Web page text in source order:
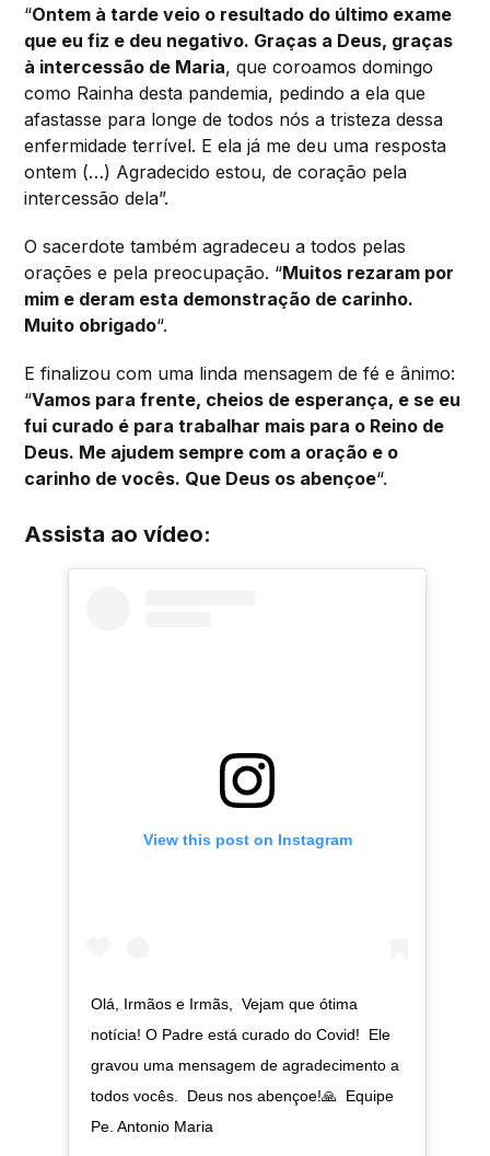
“Ontem à tarde veio o resultado do último exame
que eu fiz e deu negativo. Graças a Deus, graças
à intercessão de Maria, que coroamos domingo
como Rainha desta pandemia, pedindo a ela que
afastasse para longe de todos nós a tristeza dessa
enfermidade terrível. E ela já me deu uma resposta
ontem (…) Agradecido estou, de coração pela
intercessão dela”.
O sacerdote também agradeceu a todos pelas
orações e pela preocupação. “Muitos rezaram por
mim e deram esta demonstração de carinho.
Muito obrigado“.
E finalizou com uma linda mensagem de fé e ânimo:
“Vamos para frente, cheios de esperança, e se eu
fui curado é para trabalhar mais para o Reino de
Deus. Me ajudem sempre com a oração e o
carinho de vocês. Que Deus os abençoe“.
Assista ao vídeo:
View this post on Instagram
Olá, Irmãos e Irmãs,⁣ ⁣ Vejam que ótima
notícia! O Padre está curado do Covid!⁣ ⁣ Ele
gravou uma mensagem de agradecimento a
todos vocês.⁣ ⁣ Deus nos abençoe!🙏⁣ ⁣ Equipe
Pe. Antonio Maria